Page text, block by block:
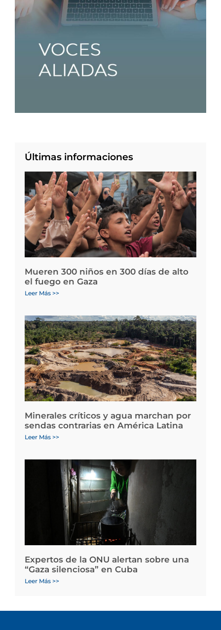
Últimas informaciones
Mueren 300 niños en 300 días de alto
el fuego en Gaza
Leer Más >>
Minerales críticos y agua marchan por
sendas contrarias en América Latina
Leer Más >>
Expertos de la ONU alertan sobre una
“Gaza silenciosa” en Cuba
Leer Más >>